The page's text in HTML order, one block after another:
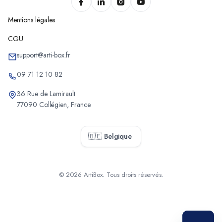
Mentions légales
CGU
support@arti-box.fr
09 71 12 10 82
36 Rue de Lamirault
77090 Collégien, France
🇧🇪 Belgique
© 2026 ArtiBox. Tous droits réservés.